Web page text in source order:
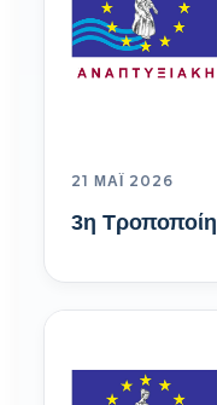
21 ΜΆΙ 2026
3η